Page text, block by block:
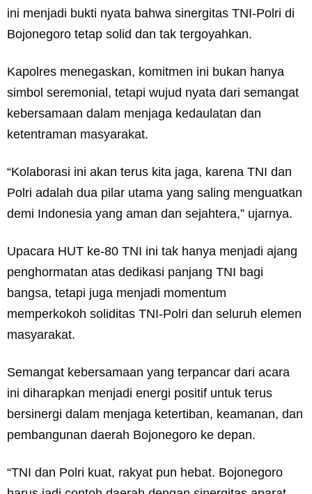
ini menjadi bukti nyata bahwa sinergitas TNI-Polri di
Bojonegoro tetap solid dan tak tergoyahkan.
Kapolres menegaskan, komitmen ini bukan hanya
simbol seremonial, tetapi wujud nyata dari semangat
kebersamaan dalam menjaga kedaulatan dan
ketentraman masyarakat.
“Kolaborasi ini akan terus kita jaga, karena TNI dan
Polri adalah dua pilar utama yang saling menguatkan
demi Indonesia yang aman dan sejahtera,” ujarnya.
Upacara HUT ke-80 TNI ini tak hanya menjadi ajang
penghormatan atas dedikasi panjang TNI bagi
bangsa, tetapi juga menjadi momentum
memperkokoh soliditas TNI-Polri dan seluruh elemen
masyarakat.
Semangat kebersamaan yang terpancar dari acara
ini diharapkan menjadi energi positif untuk terus
bersinergi dalam menjaga ketertiban, keamanan, dan
pembangunan daerah Bojonegoro ke depan.
“TNI dan Polri kuat, rakyat pun hebat. Bojonegoro